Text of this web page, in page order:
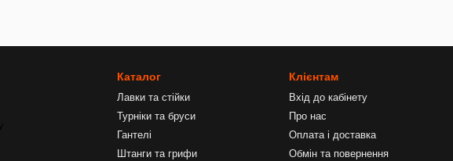
Каталог
Лавки та стійки
Турніки та бруси
Гантелі
Штанги та грифи
Клієнтам
Вхід до кабінету
Про нас
Оплата і доставка
Обмін та повернення